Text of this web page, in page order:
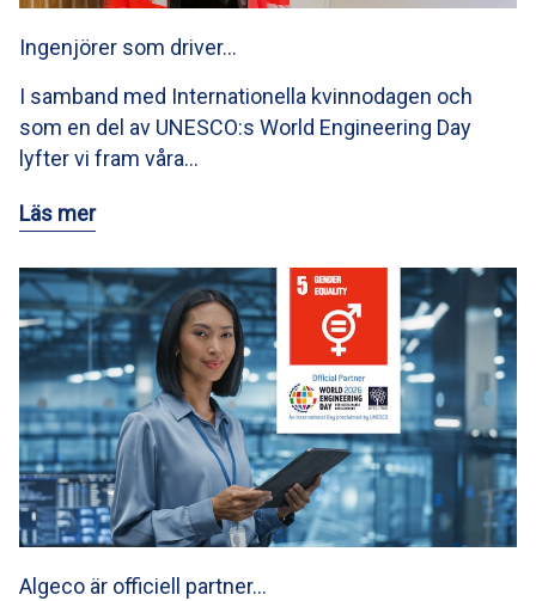
Ingenjörer som driver…
I samband med Internationella kvinnodagen och
som en del av UNESCO:s World Engineering Day
lyfter vi fram våra…
Läs mer
Algeco är officiell partner…